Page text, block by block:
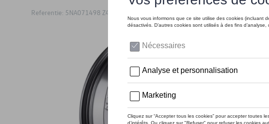
Referentie: 5NA071498 Z49